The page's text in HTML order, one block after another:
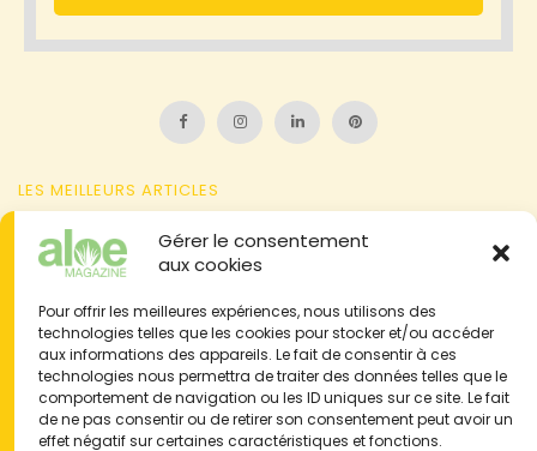
Gérer le consentement
aux cookies
Pour offrir les meilleures expériences, nous utilisons des
technologies telles que les cookies pour stocker et/ou accéder
aux informations des appareils. Le fait de consentir à ces
technologies nous permettra de traiter des données telles que le
comportement de navigation ou les ID uniques sur ce site. Le fait
de ne pas consentir ou de retirer son consentement peut avoir un
effet négatif sur certaines caractéristiques et fonctions.
LES MEILLEURS ARTICLES
Attention à l'aloïne contenue dans la sève d'aloe vera
L'aloe et l'agave : 2 plantes à ne pas confondre
L'action anti-inflammatoire de l'aloe vera sur vos articulations
Brûlure de la peau : problème, symbolique, traitements naturels
& aloe vera
Témoignages : 50 expériences consommateurs